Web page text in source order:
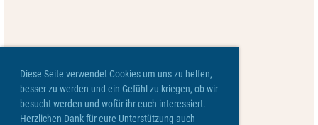
Diese Seite verwendet Cookies um uns zu helfen,
besser zu werden und ein Gefühl zu kriegen, ob wir
besucht werden und wofür ihr euch interessiert.
Herzlichen Dank für eure Unterstützung auch